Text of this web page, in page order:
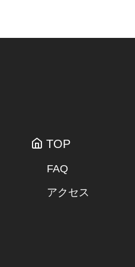
TOP
FAQ
アクセス